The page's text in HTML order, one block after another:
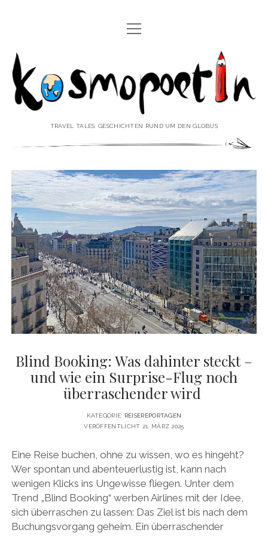
REISEREPORTAGEN
REISEPOESIE
REISEKOLUMNEN
REISEVIDEOS
REISESPECIALS
♥ ÜBER DEN REISEBLOG Menü
öffnen
IMPRESSUM
DATENSCHUTZERKLÄRUNG
♥ ÜBER DIE AUTORIN Menü
öffnen
VITA
PRESSE & MEDIEN
MEDIADATEN
twitterfacebook
pinterestyoutubeinstagram
Menü
öffnen
Kosmopoetin
TRAVEL TALES: GESCHICHTEN RUND UM DEN GLOBUS
Blind Booking: Was dahinter steckt –
und wie ein Surprise-Flug noch
überraschender wird
KATEGORIE: REISEREPORTAGEN
VERÖFFENTLICHT 21. MÄRZ 2025
Eine Reise buchen, ohne zu wissen, wo es hingeht?
Wer spontan und abenteuerlustig ist, kann nach
wenigen Klicks ins Ungewisse fliegen. Unter dem
Trend „Blind Booking“ werben Airlines mit der Idee,
sich überraschen zu lassen: Das Ziel ist bis nach dem
Buchungsvorgang geheim. Ein überraschender